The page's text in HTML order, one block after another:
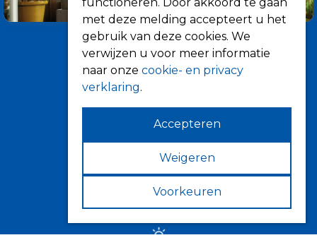
Informatie
Over ons
Tips
Verkooppunten
met deze melding accepteert u het
gebruik van deze cookies. We
verwijzen u voor meer informatie
naar onze cookie- en privacy
verklaring.
Accepteren
Weigeren
Voorkeuren